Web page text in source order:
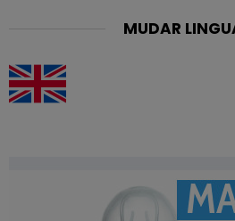
MUDAR